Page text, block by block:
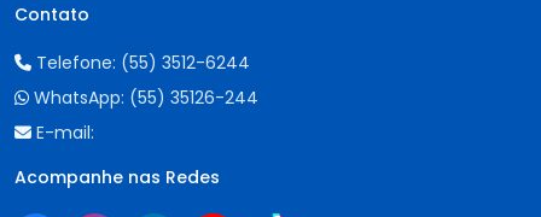
Contato
Telefone: (55) 3512-6244
WhatsApp: (55) 35126-244
E-mail:
Acompanhe nas Redes